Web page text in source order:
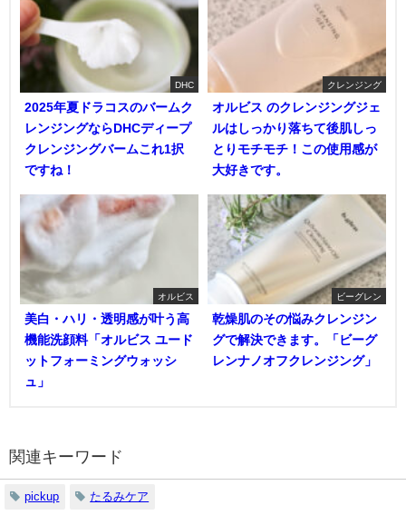
DHC
2025年夏ドラコスのバームク
レンジングならDHCディープ
クレンジングバームこれ1択
ですね！
クレンジング
オルビス のクレンジングジェ
ルはしっかり落ちて後肌しっ
とりモチモチ！この使用感が
大好きです。
オルビス
美白・ハリ・透明感が叶う高
機能洗顔料「オルビス ユード
ットフォーミングウォッシ
ュ」
ビーグレン
乾燥肌のその悩みクレンジン
グで解決できます。「ビーグ
レンナノオフクレンジング」
関連キーワード
pickup たるみケア